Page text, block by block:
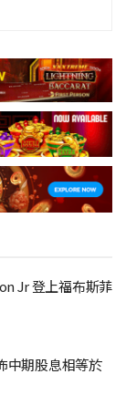
Jr 登上福布斯菲
中期股息相等於